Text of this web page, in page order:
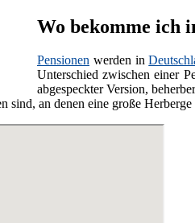
Wo bekomme ich
Pensionen werden in
Unterschied zwischen einer
abgespeckter Version,
sind, an denen eine große